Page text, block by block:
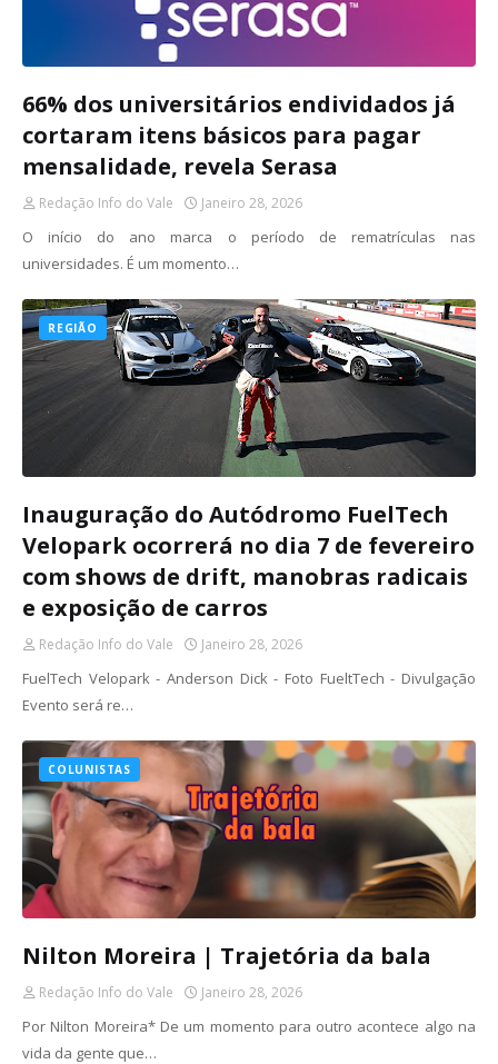
66% dos universitários endividados já
cortaram itens básicos para pagar
mensalidade, revela Serasa
Redação Info do Vale Janeiro 28, 2026
O início do ano marca o período de rematrículas nas
universidades. É um momento…
REGIÃO
Inauguração do Autódromo FuelTech
Velopark ocorrerá no dia 7 de fevereiro
com shows de drift, manobras radicais
e exposição de carros
Redação Info do Vale Janeiro 28, 2026
FuelTech Velopark - Anderson Dick - Foto FueltTech - Divulgação
Evento será re…
COLUNISTAS
Nilton Moreira | Trajetória da bala
Redação Info do Vale Janeiro 28, 2026
Por Nilton Moreira* De um momento para outro acontece algo na
vida da gente que…